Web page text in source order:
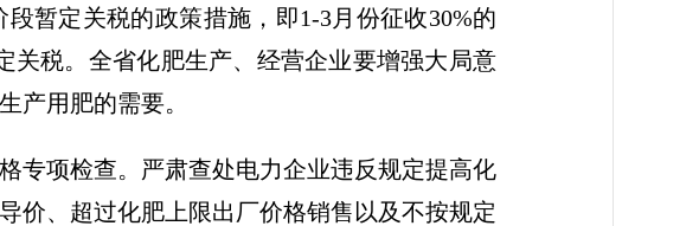
暂定关税的政策措施，即1-3月份征收30%的
关税。全省化肥生产、经营企业要增强大局意
产用肥的需要。
项检查。严肃查处电力企业违反规定提高化
价、超过化肥上限出厂价格销售以及不按规定